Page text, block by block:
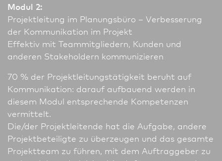
Modul 2:
Projektleitung im Planungsbüro – Ver­besse­rung
der Kommunikation im Projekt
Effektiv mit Teammitgliedern, Kunden und
anderen Stakeholdern kommunizieren
70 % der Projektleitungstätigkeit beruht auf
Kommunikation: darauf aufbauend werden in
diesem Modul entsprechende Kompetenzen
vermittelt.
Die/der Projektleitende hat die Aufgabe, andere
Projektbeteiligte zu überzeugen und das gesamte
Projektteam zu führen, mit dem Auftraggeber zu